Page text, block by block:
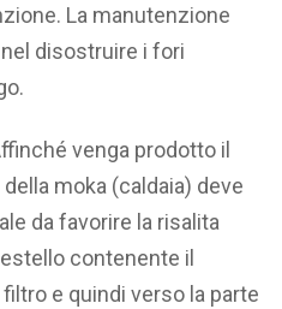
La manutenzione
disostruire i fori
venga prodotto il
moka (caldaia) deve
da favorire la risalita
contenente il
e quindi verso la parte